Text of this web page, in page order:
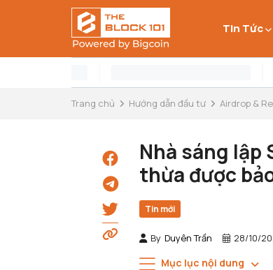
Tin Tức
Trang chủ Hướng dẫn đầu tư Airdrop &
Nhà sáng lập
thừa được
Tin mới
By Duyên Trần 28/10/
Mục lục nội dung